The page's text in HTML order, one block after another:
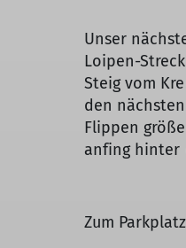
Unser
Loipen-
Steig vom
den
Flippen
anfing hinter
Zum